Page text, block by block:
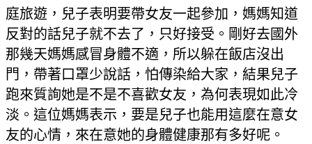
庭旅遊，兒子表明要帶女友一起參加，媽媽知道
反對的話兒子就不去了，只好接受。剛好去國外
那幾天媽媽感冒身體不適，所以躲在飯店沒出
門，帶著口罩少說話，怕傳染給大家，結果兒子
跑來質詢她是不是不喜歡女友，為何表現如此冷
淡。這位媽媽表示，要是兒子也能用這麼在意女
友的心情，來在意她的身體健康那有多好呢。